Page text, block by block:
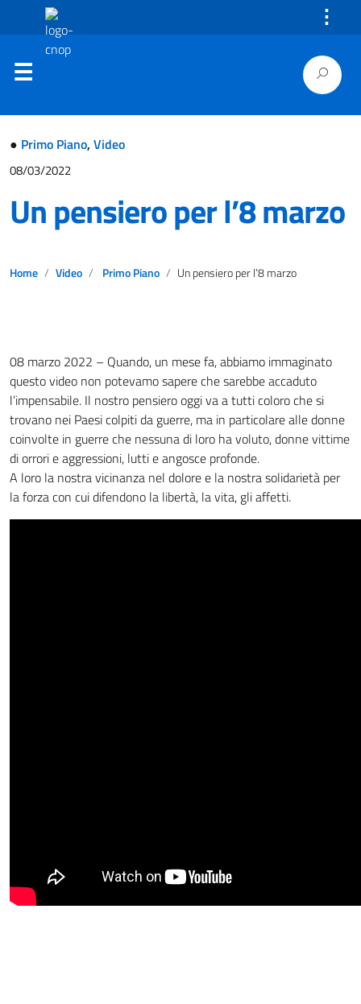
⋮
● Primo Piano, Video
08/03/2022
Un pensiero per l’8 marzo
Home Video Primo Piano Un pensiero per l’8 marzo
08 marzo 2022 – Quando, un mese fa, abbiamo immaginato
questo video non potevamo sapere che sarebbe accaduto
l’impensabile. Il nostro pensiero oggi va a tutti coloro che si
trovano nei Paesi colpiti da guerre, ma in particolare alle donne
coinvolte in guerre che nessuna di loro ha voluto, donne vittime
di orrori e aggressioni, lutti e angosce profonde.
A loro la nostra vicinanza nel dolore e la nostra solidarietà per
la forza con cui difendono la libertà, la vita, gli affetti.